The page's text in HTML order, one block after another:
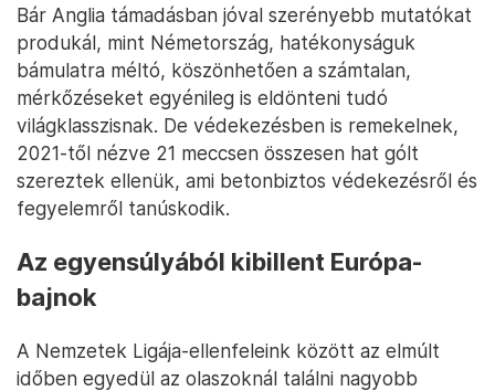
Bár Anglia támadásban jóval szerényebb mutatókat
produkál, mint Németország, hatékonyságuk
bámulatra méltó, köszönhetően a számtalan,
mérkőzéseket egyénileg is eldönteni tudó
világklasszisnak. De védekezésben is remekelnek,
2021-től nézve 21 meccsen összesen hat gólt
szereztek ellenük, ami betonbiztos védekezésről és
fegyelemről tanúskodik.
Az egyensúlyából kibillent Európa-
bajnok
A Nemzetek Ligája-ellenfeleink között az elmúlt
időben egyedül az olaszoknál találni nagyobb